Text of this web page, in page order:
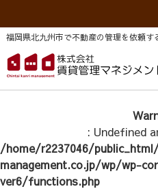
福岡県北九州市で不動産の管理を依頼
: Undefined
/home/r2237046/
management.co.jp/wp/wp-
ver6/functions.php